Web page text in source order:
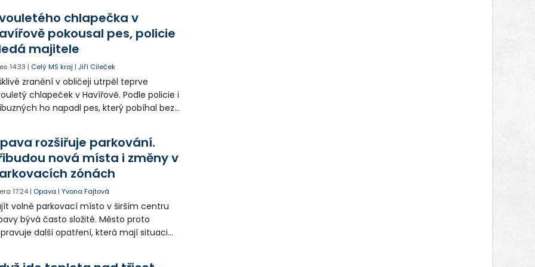
chlapečka v
pokousal pes, policie
majitele
14:33 | Celý MS kraj |Jiří Cileček
zranění v obličeji utrpěl teprve
chlapeček v Havířově. Podle policie i
ho napadl pes, který pobíhal bez
Případem už se zabývá policie, která
psa hledá.
rozšiřuje parkování.
nová místa i změny v
zónách
17:24 | Opava |Yvona Fajtová
volné parkovací místo v širším centru
bývá často složité. Město proto
další opatření, která mají situaci